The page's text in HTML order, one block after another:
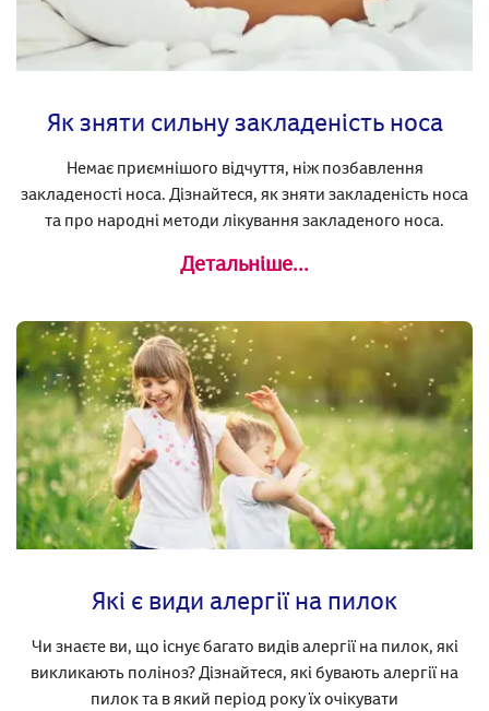
Як зняти сильну закладеність носа
Немає приємнішого відчуття, ніж позбавлення
закладеності носа. Дізнайтеся, як зняти закладеність носа
та про народні методи лікування закладеного носа.
Детальніше...
Які є види алергії на пилок
Чи знаєте ви, що існує багато видів алергії на пилок, які
викликають поліноз? Дізнайтеся, які бувають алергії на
пилок та в який період року їх очікувати